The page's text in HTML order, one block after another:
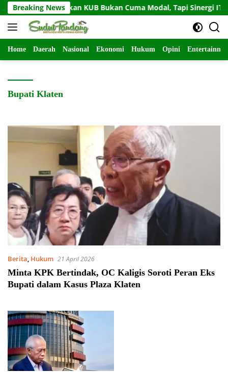
Langsung
ke
konten
Breaking News
Tekankan KUB Bukan Cuma Modal, Tapi Sinergi IT dan
Home Daerah Nasional Ekonomi Hukum Opini
Bupati Klaten
Berita, Hukum 21 April 2026
Minta KPK Bertindak, OC Kaligis Soroti Peran Eks
Bupati dalam Kasus Plaza Klaten